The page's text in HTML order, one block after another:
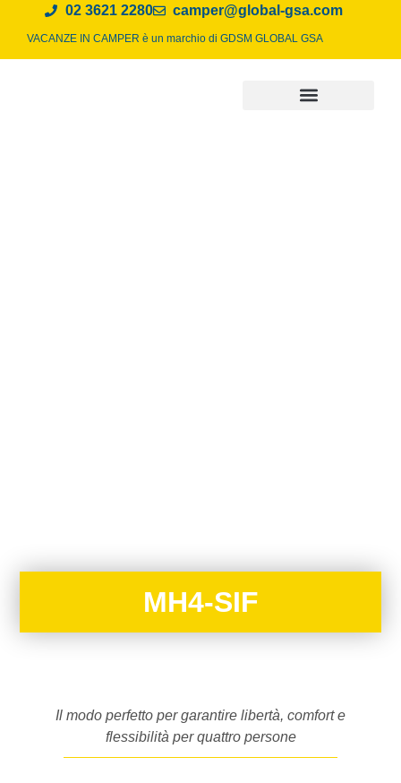
02 3621 2280 camper@global-gsa.com
VACANZE IN CAMPER è un marchio di GDSM GLOBAL GSA
MH4-SIF
Il modo perfetto per garantire libertà, comfort e
flessibilità per quattro persone